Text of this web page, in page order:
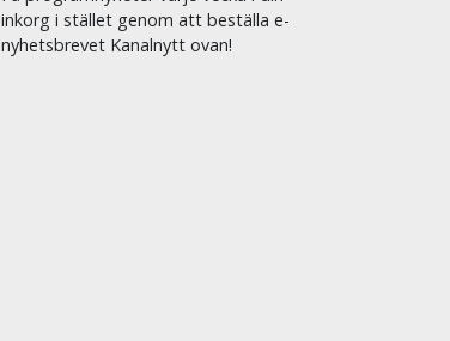
inkorg i stället genom att beställa e-
nyhetsbrevet Kanalnytt ovan!